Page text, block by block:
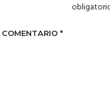
COMENTARIO *